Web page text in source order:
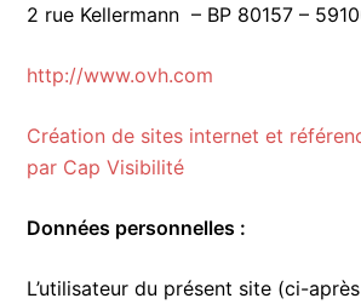
2 rue Kellermann – BP 80157 –
http://www.ovh.com
Création de sites internet et
par Cap Visibilité
Données personnelles :
L’utilisateur du présent site (ci-